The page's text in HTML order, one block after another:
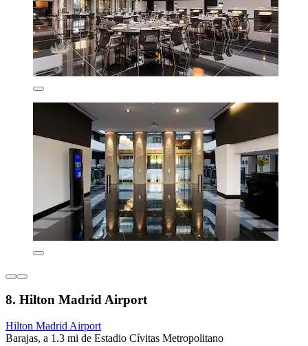
8. Hilton Madrid Airport
Hilton Madrid Airport
Barajas, a 1.3 mi de Estadio Cívitas Metropolitano